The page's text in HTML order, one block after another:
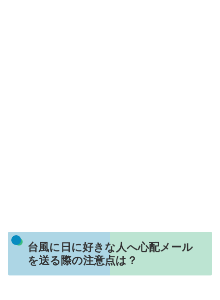
台風に日に好きな人へ心配メール
を送る際の注意点は？